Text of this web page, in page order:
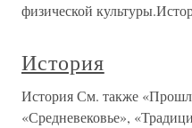
физической
История
История См. также
«Средневековье»,